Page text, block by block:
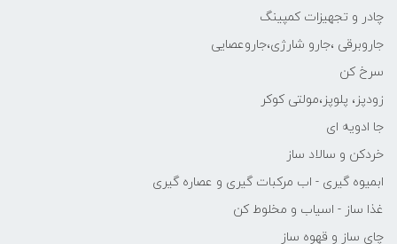
چادر و تجهیزات کمپینگ
جاروبرقی ،جارو شارژی،جاروعصایی
سرخ کن
زودپز، پلوپز،مولتی کوکر
جا ادویه ای
خردکن و سالاد ساز
ابمیوه گیری - اب مرکبات گیری و عصاره گیری
غذا ساز - اسیاب و مخلوط کن
چای ساز و قهوه ساز